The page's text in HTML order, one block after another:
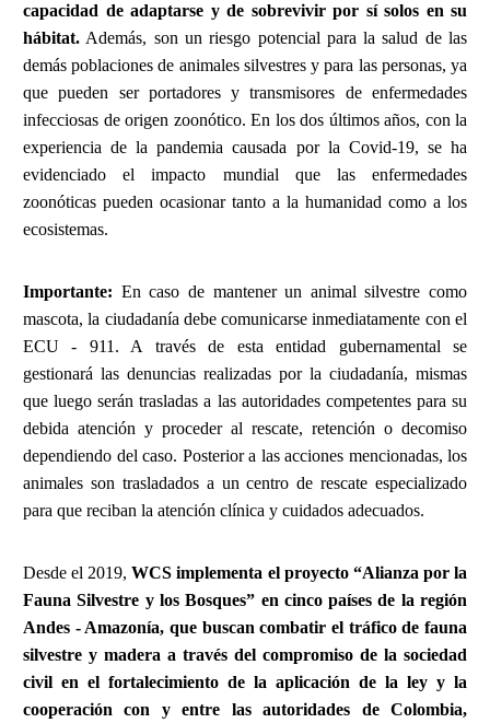
capacidad de adaptarse y de sobrevivir por sí solos en su
hábitat. Además, son un riesgo potencial para la salud de las
demás poblaciones de animales silvestres y para las personas, ya
que pueden ser portadores y transmisores de enfermedades
infecciosas de origen zoonótico. En los dos últimos años, con la
experiencia de la pandemia causada por la Covid-19, se ha
evidenciado el impacto mundial que las enfermedades
zoonóticas pueden ocasionar tanto a la humanidad como a los
ecosistemas.
Importante: En caso de mantener un animal silvestre como
mascota, la ciudadanía debe comunicarse inmediatamente con el
ECU - 911. A través de esta entidad gubernamental se
gestionará las denuncias realizadas por la ciudadanía, mismas
que luego serán trasladas a las autoridades competentes para su
debida atención y proceder al rescate, retención o decomiso
dependiendo del caso. Posterior a las acciones mencionadas, los
animales son trasladados a un centro de rescate especializado
para que reciban la atención clínica y cuidados adecuados.
Desde el 2019,WCS implementa el proyecto “Alianza por la
Fauna Silvestre y los Bosques” en cinco países de la región
Andes - Amazonía, que buscan combatir el tráfico de fauna
silvestre y madera a través del compromiso de la sociedad
civil en el fortalecimiento de la aplicación de la ley y la
cooperación con y entre las autoridades de Colombia,